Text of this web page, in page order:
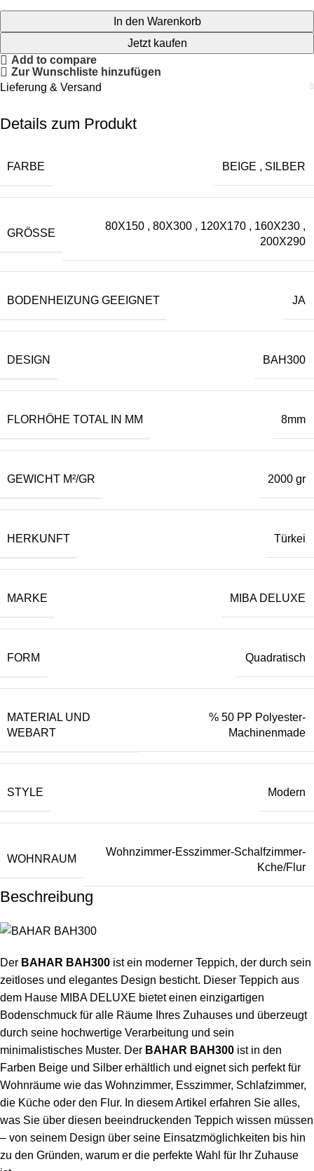
In den Warenkorb
Jetzt kaufen
Add to compare
Zur Wunschliste hinzufügen
Lieferung & Versand
Details zum Produkt
FARBE BEIGE , SILBER
GRÖSSE
80X150 , 80X300 , 120X170 , 160X230 ,
200X290
BODENHEIZUNG GEEIGNET JA
DESIGN BAH300
FLORHÖHE TOTAL IN MM 8mm
GEWICHT M²/GR 2000 gr
HERKUNFT Türkei
MARKE MIBA DELUXE
FORM Quadratisch
MATERIAL UND
WEBART
% 50 PP Polyester-
Machinenmade
STYLE Modern
WOHNRAUM
Wohnzimmer-Esszimmer-Schalfzimmer-
Kche/Flur
Beschreibung
Der BAHAR BAH300 ist ein moderner Teppich, der durch sein
zeitloses und elegantes Design besticht. Dieser Teppich aus
dem Hause MIBA DELUXE bietet einen einzigartigen
Bodenschmuck für alle Räume Ihres Zuhauses und überzeugt
durch seine hochwertige Verarbeitung und sein
minimalistisches Muster. Der BAHAR BAH300 ist in den
Farben Beige und Silber erhältlich und eignet sich perfekt für
Wohnräume wie das Wohnzimmer, Esszimmer, Schlafzimmer,
die Küche oder den Flur. In diesem Artikel erfahren Sie alles,
was Sie über diesen beeindruckenden Teppich wissen müssen
– von seinem Design über seine Einsatzmöglichkeiten bis hin
zu den Gründen, warum er die perfekte Wahl für Ihr Zuhause